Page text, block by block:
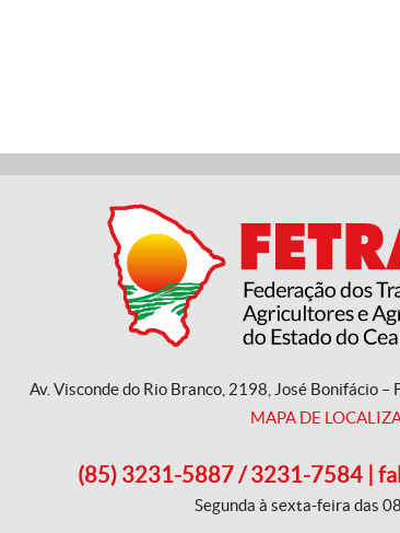
Av. Visconde do Rio Branco, 2198, José Bonifácio
MAPA DE
(85) 3231-5887 / 3231-7584 |
Segunda à sexta-feira das